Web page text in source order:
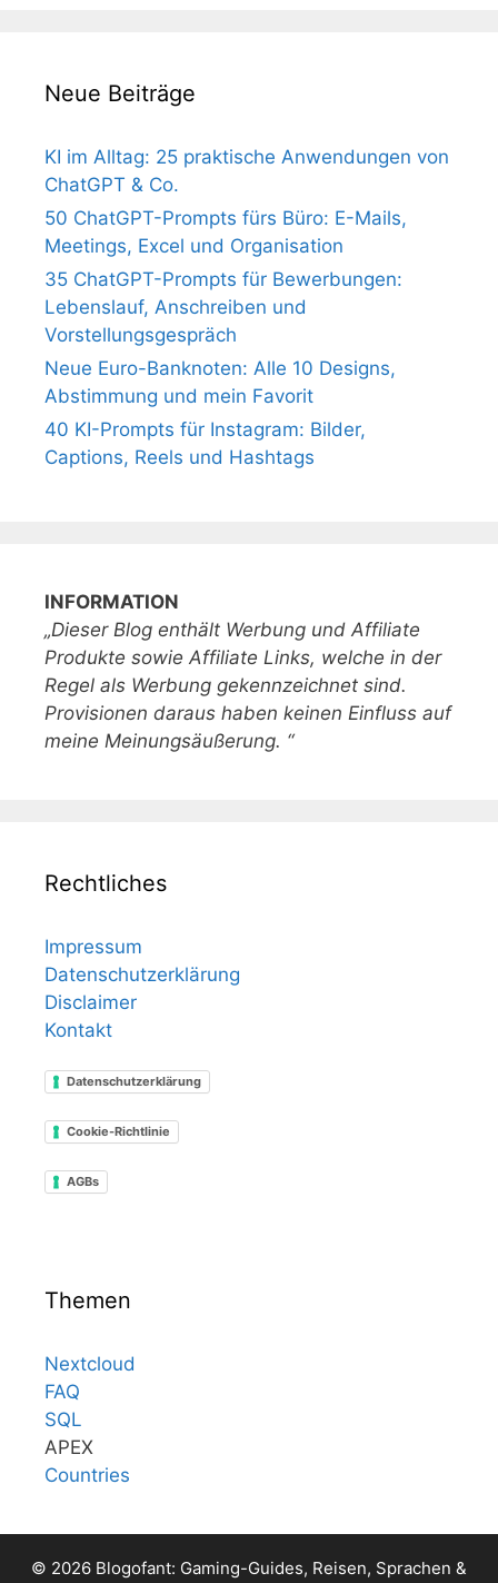
Neue Beiträge
KI im Alltag: 25 praktische Anwendungen von
ChatGPT & Co.
50 ChatGPT-Prompts fürs Büro: E-Mails,
Meetings, Excel und Organisation
35 ChatGPT-Prompts für Bewerbungen:
Lebenslauf, Anschreiben und
Vorstellungsgespräch
Neue Euro-Banknoten: Alle 10 Designs,
Abstimmung und mein Favorit
40 KI-Prompts für Instagram: Bilder,
Captions, Reels und Hashtags
INFORMATION
„Dieser Blog enthält Werbung und Affiliate
Produkte sowie Affiliate Links, welche in der
Regel als Werbung gekennzeichnet sind.
Provisionen daraus haben keinen Einfluss auf
meine Meinungsäußerung. “
Rechtliches
Impressum
Datenschutzerklärung
Disclaimer
Kontakt
Datenschutzerklärung
Cookie-Richtlinie
AGBs
Themen
Nextcloud
FAQ
SQL
APEX
Countries
© 2026 Blogofant: Gaming-Guides, Reisen, Sprachen &